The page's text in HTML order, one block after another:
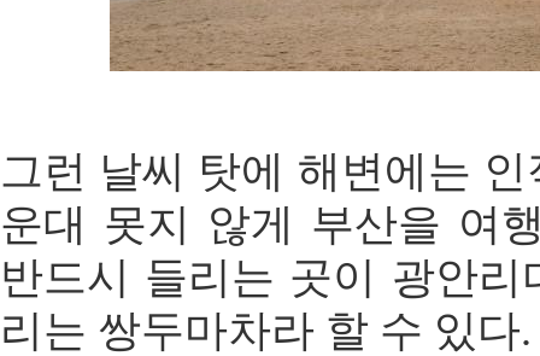
그런 날씨 탓에 해변에는
운대 못지 않게 부산을 여
반드시 들리는 곳이 광안리
리는 쌍두마차라 할 수 있다.